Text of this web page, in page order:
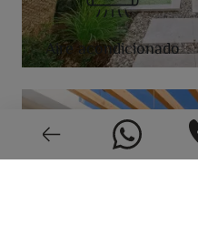
Aire acondicionado